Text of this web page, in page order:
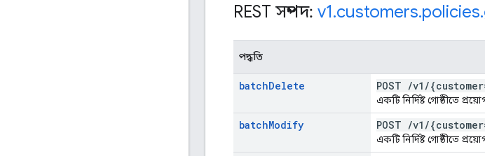
REST সম্পদ: v1.customers.policies.
পদ্ধতি
batchDelete POST /v1 /
একটি নির্দিষ্ট গোষ্ঠীতে
batchModify POST /v1 /
একটি নির্দিষ্ট গোষ্ঠীতে